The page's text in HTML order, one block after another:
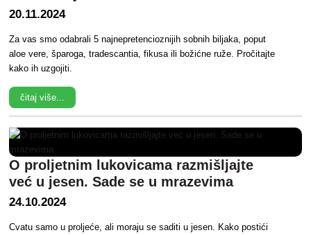
20.11.2024
Za vas smo odabrali 5 najnepretencioznijih sobnih biljaka, poput
aloe vere, šparoga, tradescantia, fikusa ili božićne ruže. Pročitajte
kako ih uzgojiti.
čitaj više...
O proljetnim lukovicama razmišljajte
već u jesen. Sade se u mrazevima
24.10.2024
Cvatu samo u proljeće, ali moraju se saditi u jesen. Kako postići